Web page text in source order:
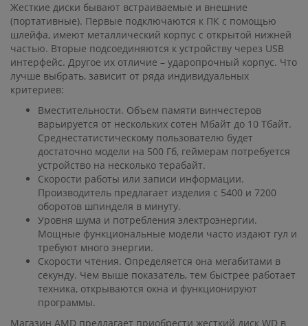
Жесткие диски бывают встраиваемые и внешние
(портативные). Первые подключаются к ПК с помощью
шлейфа, имеют металлический корпус с открытой нижней
частью. Вторые подсоединяются к устройству через USB
интерфейс. Другое их отличие – ударопрочный корпус. Что
лучше выбрать, зависит от ряда индивидуальных
критериев:
Вместительности. Объем памяти винчестеров
варьируется от нескольких сотен Мбайт до 10 Тбайт.
Среднестатистическому пользователю будет
достаточно модели на 500 Гб, геймерам потребуется
устройство на несколько терабайт.
Скорости работы или записи информации.
Производитель предлагает изделия с 5400 и 7200
оборотов шпинделя в минуту.
Уровня шума и потребления электроэнергии.
Мощные функциональные модели часто издают гул и
требуют много энергии.
Скорости чтения. Определяется она мегабитами в
секунду. Чем выше показатель, тем быстрее работает
техника, открываются окна и функционируют
программы.
Магазин AMD предлагает приобрести жесткий диск WD в